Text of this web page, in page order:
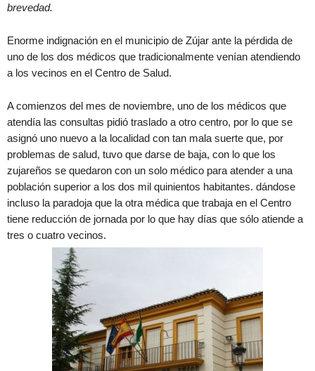
brevedad.
Enorme indignación en el municipio de Zújar ante la pérdida de
uno de los dos médicos que tradicionalmente venían atendiendo
a los vecinos en el Centro de Salud.
A comienzos del mes de noviembre, uno de los médicos que
atendía las consultas pidió traslado a otro centro, por lo que se
asignó uno nuevo a la localidad con tan mala suerte que, por
problemas de salud, tuvo que darse de baja, con lo que los
zujareños se quedaron con un solo médico para atender a una
población superior a los dos mil quinientos habitantes. dándose
incluso la paradoja que la otra médica que trabaja en el Centro
tiene reducción de jornada por lo que hay días que sólo atiende a
tres o cuatro vecinos.